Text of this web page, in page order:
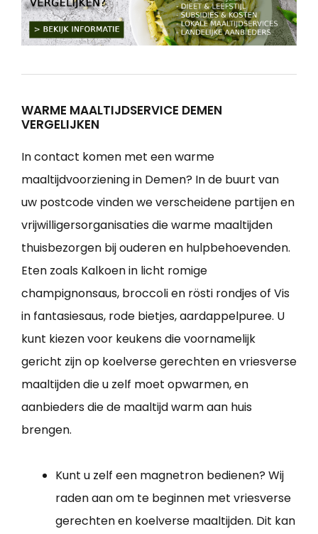
WARME MAALTIJDSERVICE DEMEN
VERGELIJKEN
In contact komen met een warme
maaltijdvoorziening in Demen? In de buurt van
uw postcode vinden we verscheidene partijen en
vrijwilligersorganisaties die warme maaltijden
thuisbezorgen bij ouderen en hulpbehoevenden.
Eten zoals Kalkoen in licht romige
champignonsaus, broccoli en rösti rondjes of Vis
in fantasiesaus, rode bietjes, aardappelpuree. U
kunt kiezen voor keukens die voornamelijk
gericht zijn op koelverse gerechten en vriesverse
maaltijden die u zelf moet opwarmen, en
aanbieders die de maaltijd warm aan huis
brengen.
Kunt u zelf een magnetron bedienen? Wij
raden aan om te beginnen met vriesverse
gerechten en koelverse maaltijden. Dit kan